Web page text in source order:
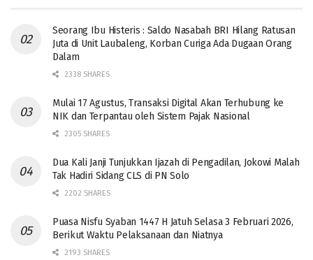
Seorang Ibu Histeris : Saldo Nasabah BRI Hilang Ratusan
Juta di Unit Laubaleng, Korban Curiga Ada Dugaan Orang
Dalam
2338 SHARES
Mulai 17 Agustus, Transaksi Digital Akan Terhubung ke
NIK dan Terpantau oleh Sistem Pajak Nasional
2305 SHARES
Dua Kali Janji Tunjukkan Ijazah di Pengadilan, Jokowi Malah
Tak Hadiri Sidang CLS di PN Solo
2202 SHARES
Puasa Nisfu Syaban 1447 H Jatuh Selasa 3 Februari 2026,
Berikut Waktu Pelaksanaan dan Niatnya
2193 SHARES